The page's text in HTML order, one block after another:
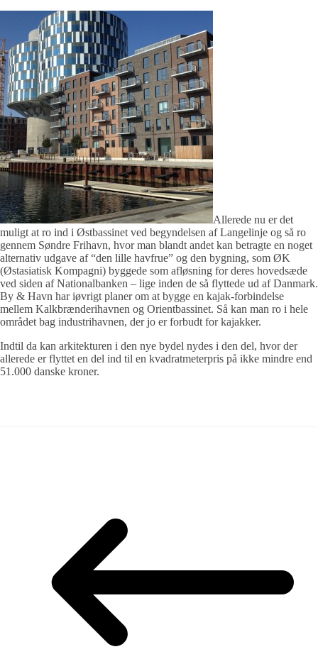
Allerede nu er det
muligt at ro ind i Østbassinet ved begyndelsen af Langelinje og så ro
gennem Søndre Frihavn, hvor man blandt andet kan betragte en noget
alternativ udgave af “den lille havfrue” og den bygning, som ØK
(Østasiatisk Kompagni) byggede som afløsning for deres hovedsæde
ved siden af Nationalbanken – lige inden de så flyttede ud af Danmark.
By & Havn har iøvrigt planer om at bygge en kajak-forbindelse
mellem Kalkbrænderihavnen og Orientbassinet. Så kan man ro i hele
området bag industrihavnen, der jo er forbudt for kajakker.
Indtil da kan arkitekturen i den nye bydel nydes i den del, hvor der
allerede er flyttet en del ind til en kvadratmeterpris på ikke mindre end
51.000 danske kroner.